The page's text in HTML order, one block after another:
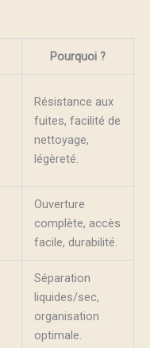
Pourquoi ?
Résistance aux
fuites, facilité de
nettoyage,
légèreté.
Ouverture
complète, accès
facile, durabilité.
Séparation
liquides/sec,
organisation
optimale.